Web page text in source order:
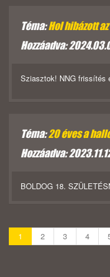
Téma:Hol hibázott
Hozzáadva:
Sziasztok! NNG frissítés
Téma:20 éves a
Hozzáadva:
BOLDOG 18.
1 2 3 4